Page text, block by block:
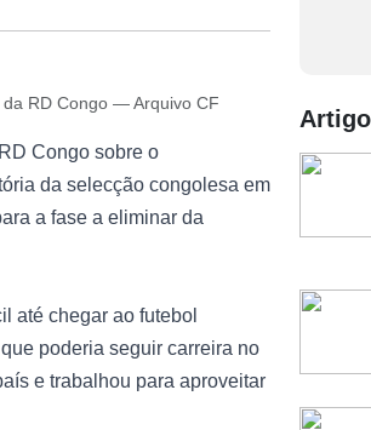
RD Congo — Arquivo CF
Congo sobre o
da selecção congolesa em
a fase a eliminar da
até chegar ao futebol
poderia seguir carreira no
e trabalhou para aproveitar